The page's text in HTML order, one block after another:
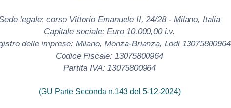
legale: corso Vittorio Emanuele II, 24/28 - Milano, Italia
Capitale sociale: Euro 10.000,00 i.v.
delle imprese: Milano, Monza-Brianza, Lodi 13075800964
Codice Fiscale: 13075800964
Partita IVA: 13075800964
(GU Parte Seconda n.143 del 5-12-2024)